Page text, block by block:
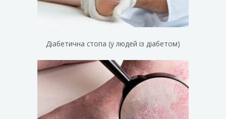
Діабетична стопа (у людей із діабетом)